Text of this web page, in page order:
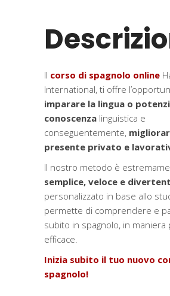
Online
-
to
One
quantità
Il corso di spagnolo online
International, ti offre
imparare la lingua o
conoscenza linguistica e
conseguentemente,
presente privato e
Il nostro metodo è
semplice, veloce e
personalizzato in base allo
permette di comprendere e
subito in spagnolo, in maniera
efficace.
Inizia subito il tuo nuovo
spagnolo!